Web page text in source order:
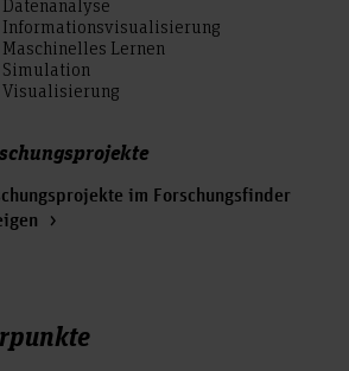
Datenanalyse
Informationsvisualisierung
Maschinelles Lernen
Simulation
Visualisierung
im Forschungsfinder